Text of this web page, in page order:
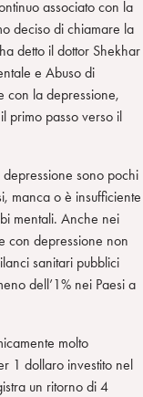
associato con la
deciso di chiamare la
detto il dottor Shekhar
e Abuso di
con la depressione,
primo passo verso il
sono pochi
manca o è insufficiente
mentali. Anche nei
con depressione non
sanitari pubblici
dell’1% nei Paesi a
molto
1 dollaro investito nel
un ritorno di 4